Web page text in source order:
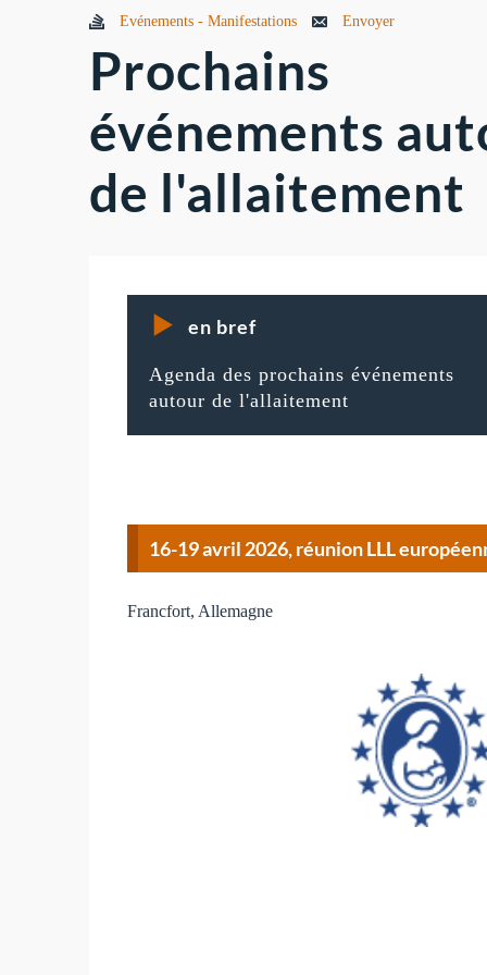
Evénements - Manifestations Envoyer
Prochains
événements
de l'allaitement
en bref
Agenda des prochains événements
autour de l'allaitement
16-19 avril 2026, réunion LLL
Francfort, Allemagne